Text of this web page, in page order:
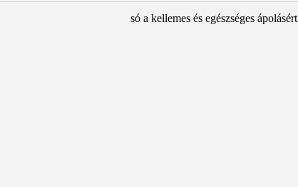
só a kellemes és egészséges ápolásért